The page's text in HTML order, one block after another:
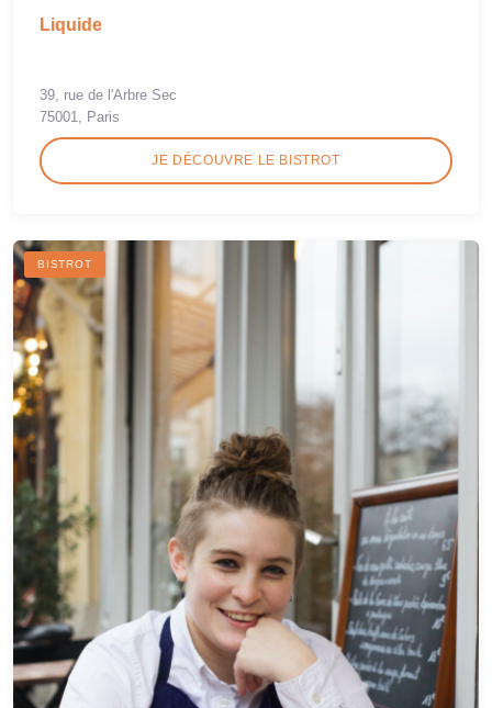
Liquide
39, rue de l'Arbre Sec
75001, Paris
JE DÉCOUVRE LE BISTROT
BISTROT